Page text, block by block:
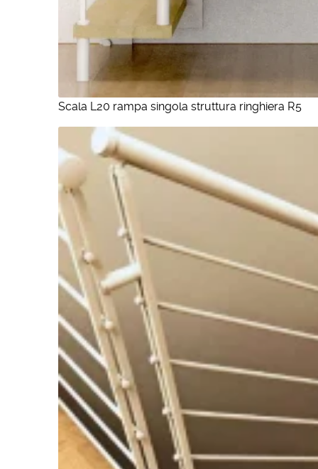
Scala L20 rampa singola struttura ringhiera R5